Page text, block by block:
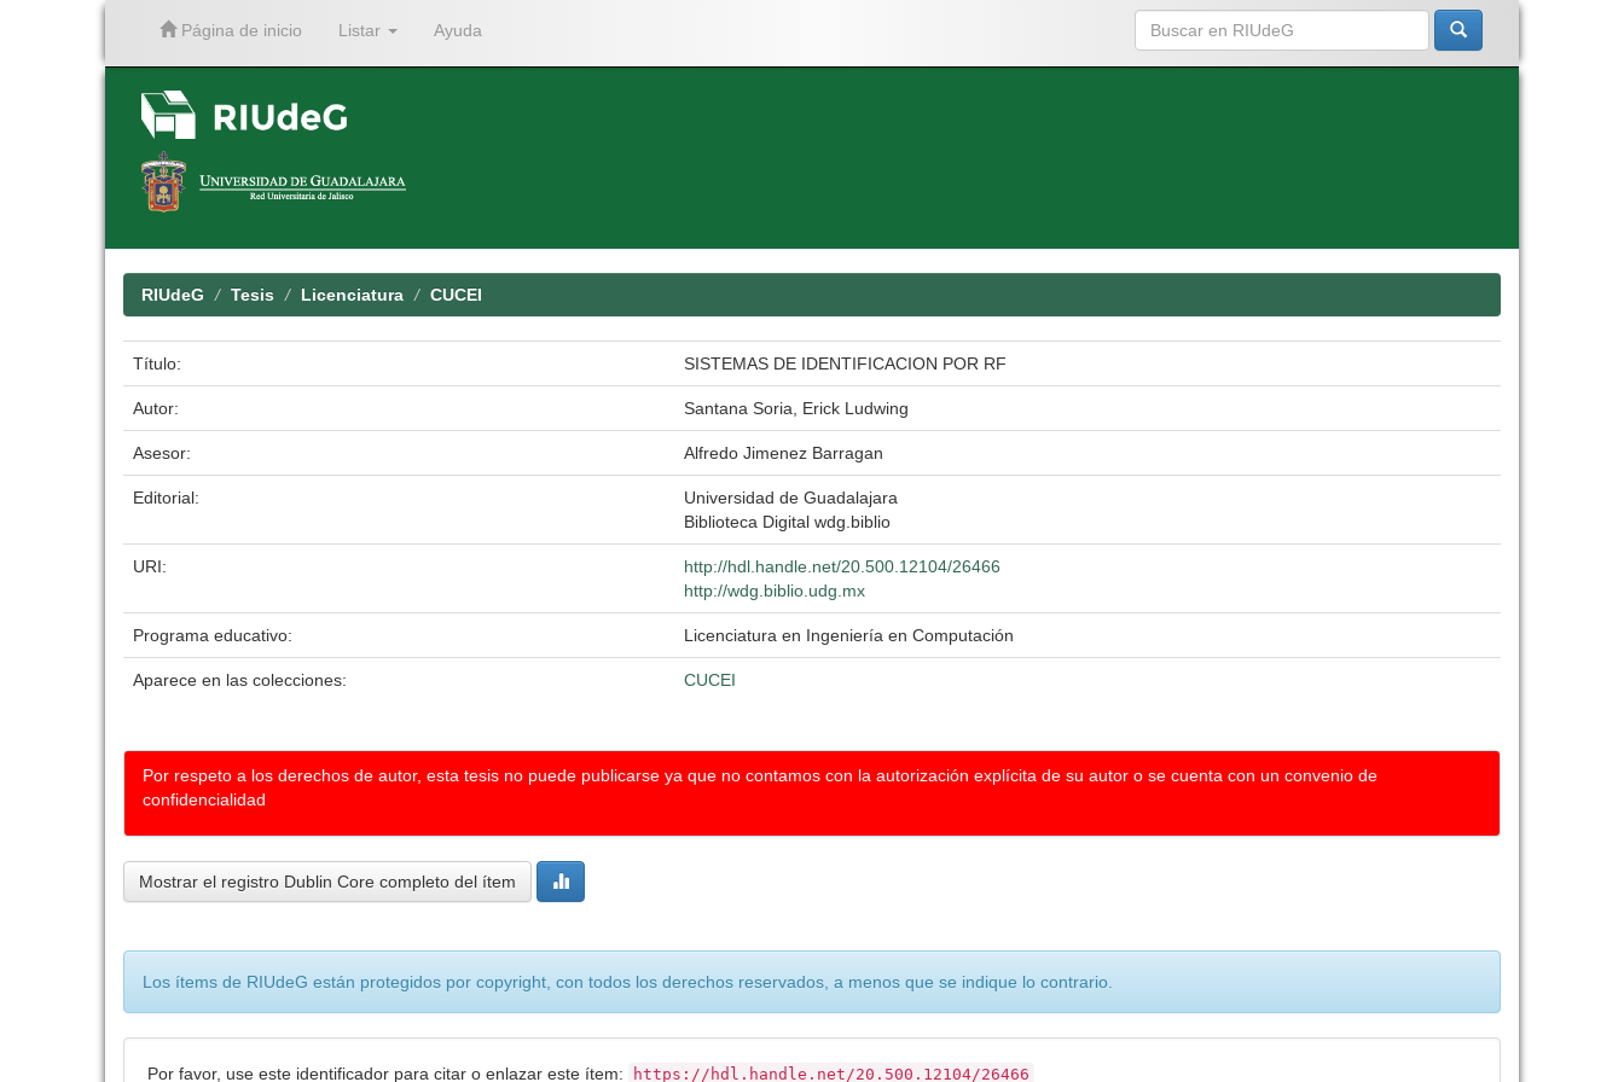
Página de inicio Listar Ayuda
RIUdeG Tesis Licenciatura CUCEI
Título: SISTEMAS DE IDENTIFICACION POR RF
Autor: Santana Soria, Erick Ludwing
Asesor: Alfredo Jimenez Barragan
Editorial:
Universidad de Guadalajara
Biblioteca Digital wdg.biblio
URI:
http://hdl.handle.net/20.500.12104/26466
http://wdg.biblio.udg.mx
Programa educativo: Licenciatura en Ingeniería en Computación
Aparece en las colecciones: CUCEI
Por respeto a los derechos de autor, esta tesis no puede publicarse ya que no contamos con la autorización explícita de su autor o se cuenta con un convenio de
confidencialidad
Mostrar el registro Dublin Core completo del ítem
Los ítems de RIUdeG están protegidos por copyright, con todos los derechos reservados, a menos que se indique lo contrario.
Por favor, use este identificador para citar o enlazar este ítem: https://hdl.handle.net/20.500.12104/26466